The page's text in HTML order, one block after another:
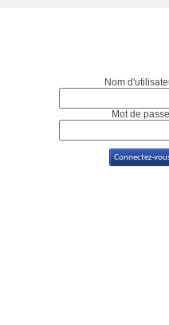
Nom
Mot de